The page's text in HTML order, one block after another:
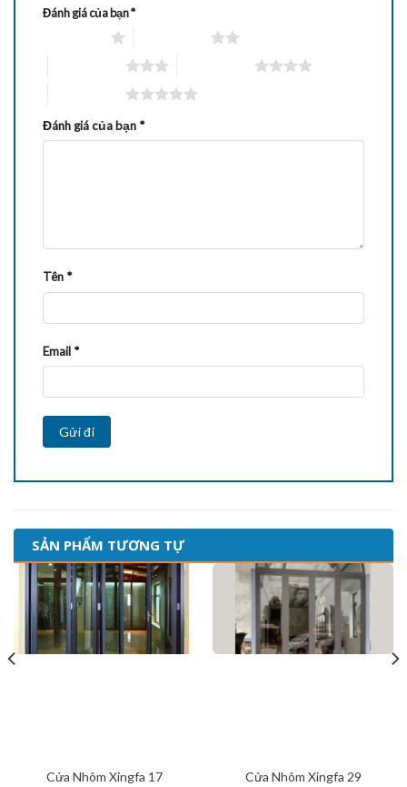
Đánh giá của bạn*
Đánh giá của bạn *
Tên *
Email *
SẢN PHẨM TƯƠNG TỰ
Cửa Nhôm Xingfa 17 Cửa Nhôm Xingfa 29